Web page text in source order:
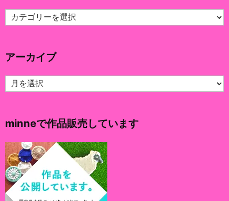
カ
テ
ー
アーカイブ
ア
ー
ブ
minneで作品販売しています